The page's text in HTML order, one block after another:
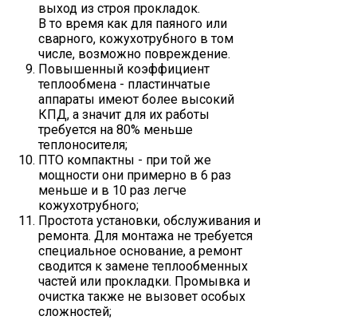
выход из строя прокладок.
В то время как для паяного или
сварного, кожухотрубного в том
числе, возможно повреждение.
Повышенный коэффициент
теплообмена - пластинчатые
аппараты имеют более высокий
КПД, а значит для их работы
требуется на 80% меньше
теплоносителя;
ПТО компактны - при той же
мощности они примерно в 6 раз
меньше и в 10 раз легче
кожухотрубного;
Простота установки, обслуживания и
ремонта. Для монтажа не требуется
специальное основание, а ремонт
сводится к замене теплообменных
частей или прокладки. Промывка и
очистка также не вызовет особых
сложностей;